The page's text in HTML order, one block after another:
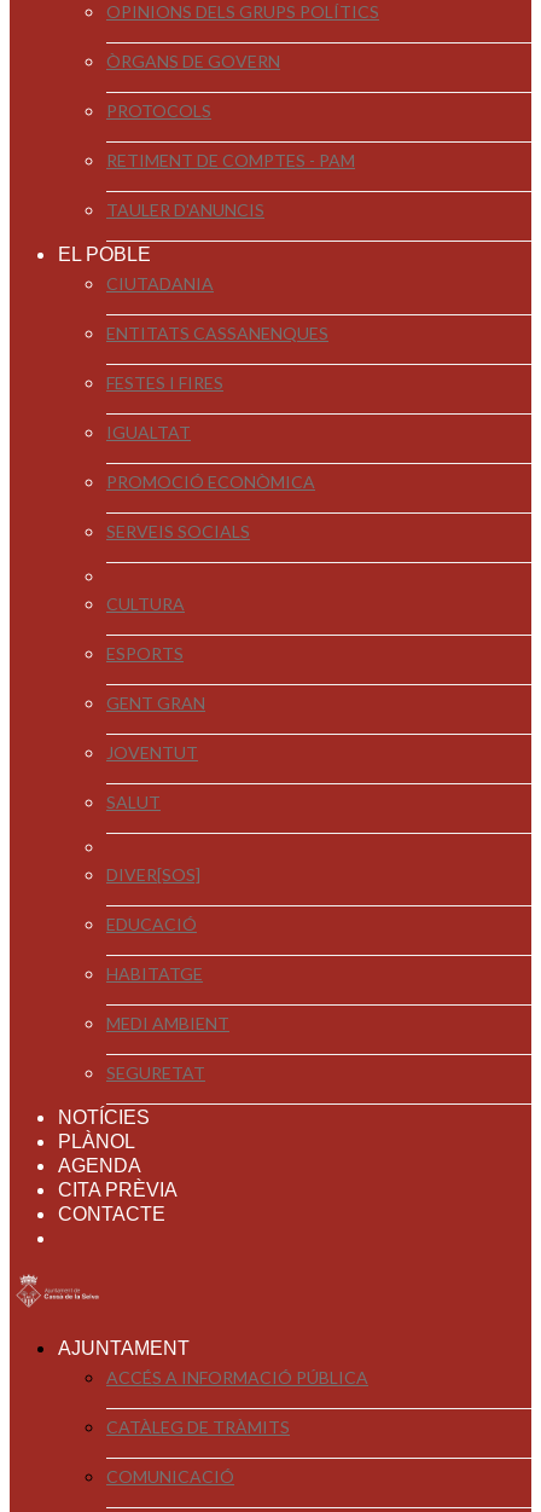
OPINIONS DELS GRUPS POLÍTICS
ÒRGANS DE GOVERN
PROTOCOLS
RETIMENT DE COMPTES - PAM
TAULER D'ANUNCIS
EL POBLE
CIUTADANIA
ENTITATS CASSANENQUES
FESTES I FIRES
IGUALTAT
PROMOCIÓ ECONÒMICA
SERVEIS SOCIALS
CULTURA
ESPORTS
GENT GRAN
JOVENTUT
SALUT
DIVER[SOS]
EDUCACIÓ
HABITATGE
MEDI AMBIENT
SEGURETAT
NOTÍCIES
PLÀNOL
AGENDA
CITA PRÈVIA
CONTACTE
AJUNTAMENT
ACCÉS A INFORMACIÓ PÚBLICA
CATÀLEG DE TRÀMITS
COMUNICACIÓ